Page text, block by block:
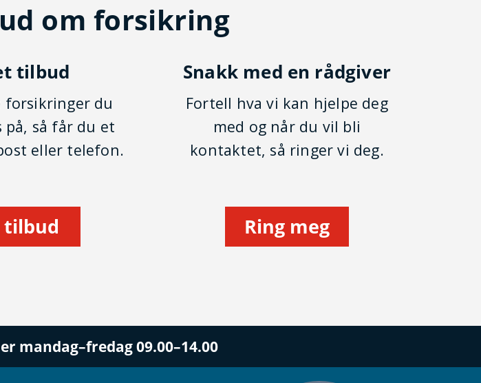
om forsikring
tilbud
forsikringer du
på, så får du et
eller telefon.
tilbud
Snakk med en rådgiver
Fortell hva vi kan hjelpe deg
med og når du vil bli
kontaktet, så ringer vi deg.
Ring meg
mandag–fredag 09.00–14.00